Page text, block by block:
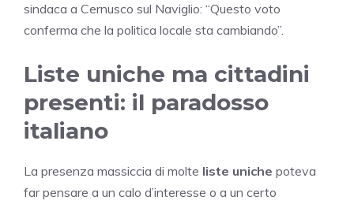
sindaca a Cernusco sul Naviglio: “Questo voto
conferma che la politica locale sta cambiando”.
Liste uniche ma cittadini
presenti: il paradosso
italiano
La presenza massiccia di molte liste uniche poteva
far pensare a un calo d’interesse o a un certo